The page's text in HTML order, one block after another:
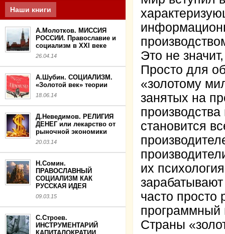
Наши книги
А.Молотков. МИССИЯ
РОССИИ. Православие и
социализм в XXI веке
26.04.14
А.Шубин. СОЦИАЛИЗМ.
«Золотой век» теории
18.06.14
Д.Неведимов. РЕЛИГИЯ
ДЕНЕГ или лекарство от
рыночной экономики
20.03.14
Н.Сомин.
ПРАВОСЛАВНЫЙ
СОЦИАЛИЗМ КАК
РУССКАЯ ИДЕЯ
09.03.15
С.Строев.
ИНСТРУМЕНТАРИЙ
Это не
Просто для
«золотому
занятых на
становится
их
часто просто
программный
Страны